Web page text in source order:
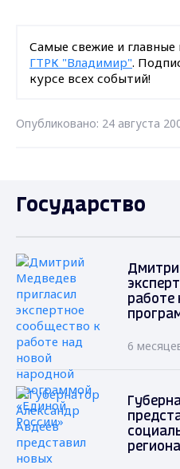
Самые свежие и главные
ГТРК "Владимир".
курсе всех событий!
Опубликовано: 24 августа
Государство
работе
6